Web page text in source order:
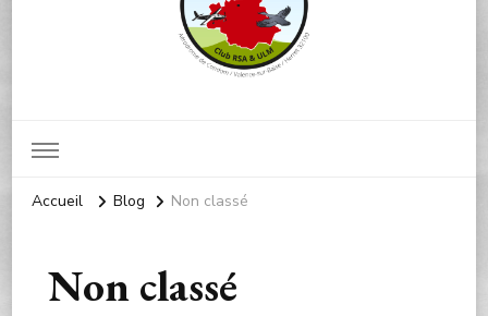
Accueil Blog Non classé
Non classé